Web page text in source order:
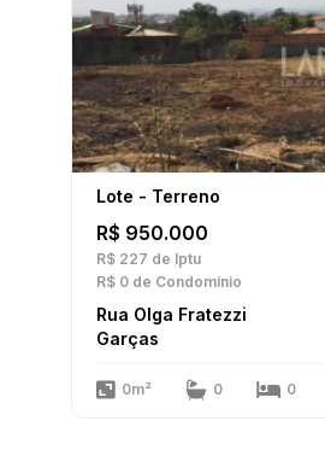
Lote - Terreno
R$ 950.000
R$ 227 de Iptu
R$ 0 de Condomínio
Rua Olga Fratezzi
Garças
0m² 0 0